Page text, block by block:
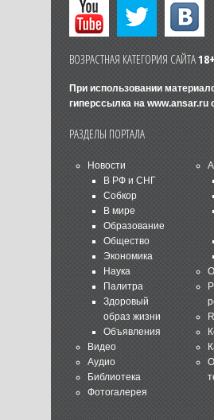
ВОЗРАСТНАЯ КАТЕГОРИЯ САЙТА18+
При использовании
гиперссылка на www.ansar.ru
РАЗДЕЛЫ ПОРТАЛА
Новости
В РФ и СНГ
Собкор
В мире
Образование
Общество
Экономика
Наука
Палитра
Здоровый
образ жизни
Объявления
Видео
Аудио
Библиотека
Фотогалерея